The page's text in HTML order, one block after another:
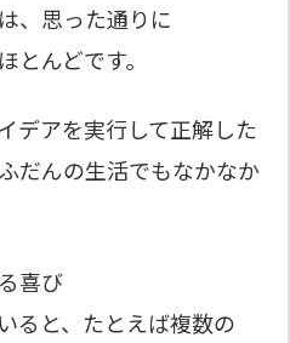
思った通りに
んどです。
アを実行して正解した
んの生活でもなかなか
喜び
と、たとえば複数の